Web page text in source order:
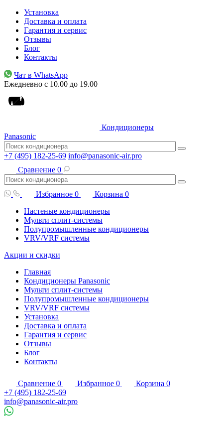
Установка
Доставка и оплата
Гарантия и сервис
Отзывы
Блог
Контакты
Чат в WhatsApp
Ежедневно с 10.00 до 19.00
Кондиционеры
Panasonic
+7 (495) 182-25-69 info@panasonic-air.pro
Сравнение 0
Избранное 0 Корзина 0
Настеные кондиционеры
Мульти сплит-системы
Полупромышленные кондиционеры
VRV/VRF системы
Акции и скидки
Главная
Кондиционеры Panasonic
Мульти сплит-системы
Полупромышленные кондиционеры
VRV/VRF системы
Установка
Доставка и оплата
Гарантия и сервис
Отзывы
Блог
Контакты
Сравнение 0 Избранное 0 Корзина 0
+7 (495) 182-25-69
info@panasonic-air.pro